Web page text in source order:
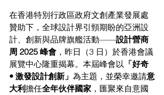
在香港特別行政區政府文創產業發展處
贊助下，全球設計界引頸期盼的亞洲設
計、創新與品牌旗艦活動——設計營商
周 2025 峰會 ，昨日（3 日）於香港會議
展覽中心隆重揭幕。本屆峰會以 「好奇
• 激發設計創新」 為主題，並榮幸邀請意
大利擔任全年伙伴國家 ，匯聚來自意國